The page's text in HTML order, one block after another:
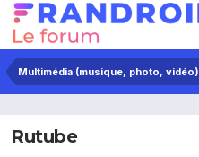
Multimédia (musique, photo, vidéo)
Rutube